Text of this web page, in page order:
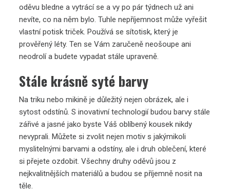
oděvu bledne a vytrácí se a vy po pár týdnech už ani
nevíte, co na něm bylo. Tuhle nepříjemnost může vyřešit
vlastnípotisk triček . Používá se sítotisk, který je
prověřený léty. Ten se Vám zaručeně neošoupe ani
neodrolí a budete vypadat stále upraveně.
Stále krásně syté barvy
Na triku nebo mikině je důležitý nejen obrázek, ale i
sytost odstínů. S inovativní technologií budou barvy stále
zářivé a jasné jako byste Váš oblíbený kousek nikdy
nevyprali. Můžete si zvolit nejen motiv s jakýmikoli
myslitelnými barvami a odstíny, ale i druh oblečení, které
si přejete ozdobit. Všechny druhy oděvů jsou z
nejkvalitnějších materiálů a budou se příjemně nosit na
těle.